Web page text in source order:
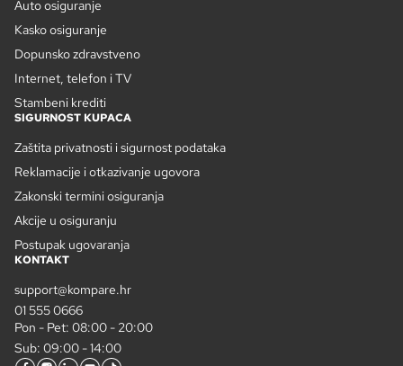
Auto osiguranje
Kasko osiguranje
Dopunsko zdravstveno
Internet, telefon i TV
Stambeni krediti
SIGURNOST KUPACA
Zaštita privatnosti i sigurnost podataka
Reklamacije i otkazivanje ugovora
Zakonski termini osiguranja
Akcije u osiguranju
Postupak ugovaranja
KONTAKT
support@kompare.hr
01 555 0666
Pon - Pet: 08:00 - 20:00
Sub: 09:00 - 14:00